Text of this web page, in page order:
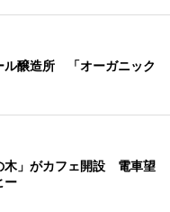
ル醸造所 「オーガニック
木」がカフェ開設 電車望
ー